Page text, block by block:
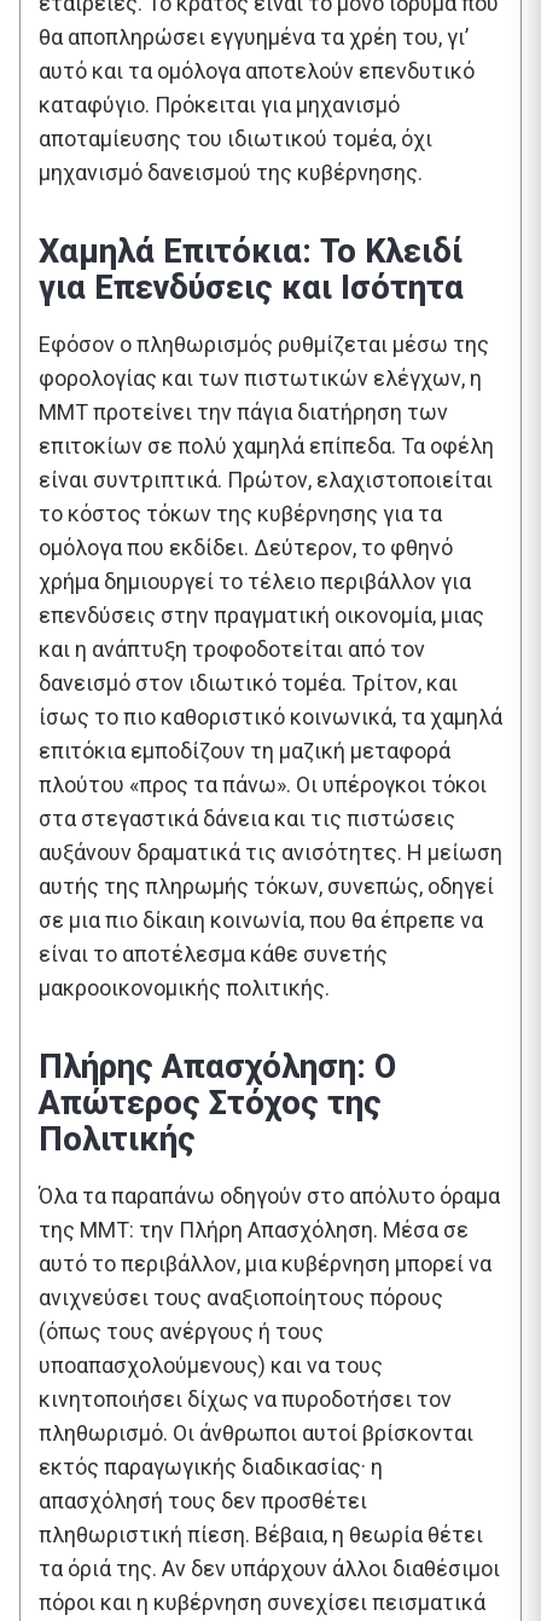
θα αποπληρώσει εγγυημένα τα χρέη του, γι’
αυτό και τα ομόλογα αποτελούν επενδυτικό
καταφύγιο. Πρόκειται για μηχανισμό
αποταμίευσης του ιδιωτικού τομέα, όχι
μηχανισμό δανεισμού της κυβέρνησης.
Χαμηλά Επιτόκια: Το Κλειδί
για Επενδύσεις και Ισότητα
Εφόσον ο πληθωρισμός ρυθμίζεται μέσω της
φορολογίας και των πιστωτικών ελέγχων, η
MMT προτείνει την πάγια διατήρηση των
επιτοκίων σε πολύ χαμηλά επίπεδα. Τα οφέλη
είναι συντριπτικά. Πρώτον, ελαχιστοποιείται
το κόστος τόκων της κυβέρνησης για τα
ομόλογα που εκδίδει. Δεύτερον, το φθηνό
χρήμα δημιουργεί το τέλειο περιβάλλον για
επενδύσεις στην πραγματική οικονομία, μιας
και η ανάπτυξη τροφοδοτείται από τον
δανεισμό στον ιδιωτικό τομέα. Τρίτον, και
ίσως το πιο καθοριστικό κοινωνικά, τα χαμηλά
επιτόκια εμποδίζουν τη μαζική μεταφορά
πλούτου «προς τα πάνω». Οι υπέρογκοι τόκοι
στα στεγαστικά δάνεια και τις πιστώσεις
αυξάνουν δραματικά τις ανισότητες. Η μείωση
αυτής της πληρωμής τόκων, συνεπώς, οδηγεί
σε μια πιο δίκαιη κοινωνία, που θα έπρεπε να
είναι το αποτέλεσμα κάθε συνετής
μακροοικονομικής πολιτικής.
Πλήρης Απασχόληση: Ο
Απώτερος Στόχος της
Πολιτικής
Όλα τα παραπάνω οδηγούν στο απόλυτο όραμα
της MMT: την Πλήρη Απασχόληση. Μέσα σε
αυτό το περιβάλλον, μια κυβέρνηση μπορεί να
ανιχνεύσει τους αναξιοποίητους πόρους
(όπως τους ανέργους ή τους
υποαπασχολούμενους) και να τους
κινητοποιήσει δίχως να πυροδοτήσει τον
πληθωρισμό. Οι άνθρωποι αυτοί βρίσκονται
εκτός παραγωγικής διαδικασίας· η
απασχόλησή τους δεν προσθέτει
πληθωριστική πίεση. Βέβαια, η θεωρία θέτει
τα όριά της. Αν δεν υπάρχουν άλλοι διαθέσιμοι
πόροι και η κυβέρνηση συνεχίσει πεισματικά